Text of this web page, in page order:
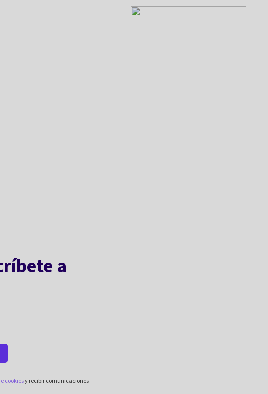
a
cookiesy recibir comunicaciones